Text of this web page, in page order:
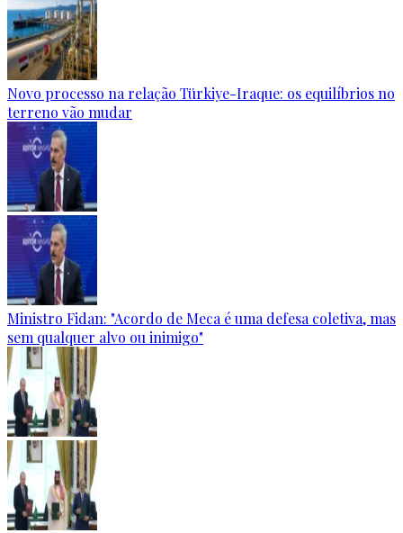
Novo processo na relação Türkiye-Iraque: os equilíbrios no
terreno vão mudar
Ministro Fidan: "Acordo de Meca é uma defesa coletiva, mas
sem qualquer alvo ou inimigo"